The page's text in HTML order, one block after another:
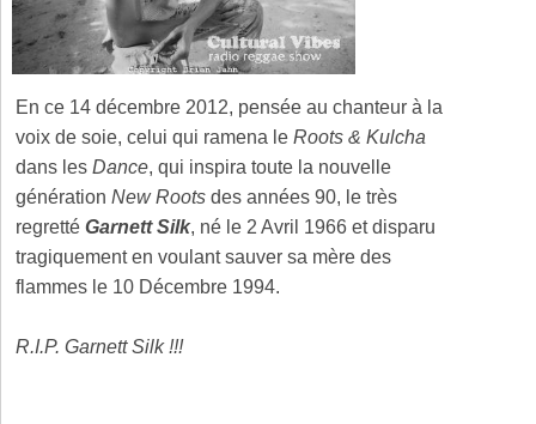
En ce 14 décembre 2012, pensée au chanteur à la
voix de soie, celui qui ramena le Roots & Kulcha
dans les Dance, qui inspira toute la nouvelle
génération New Roots des années 90, le très
regretté Garnett Silk, né le 2 Avril 1966 et disparu
tragiquement en voulant sauver sa mère des
flammes le 10 Décembre 1994.
R.I.P. Garnett Silk !!!